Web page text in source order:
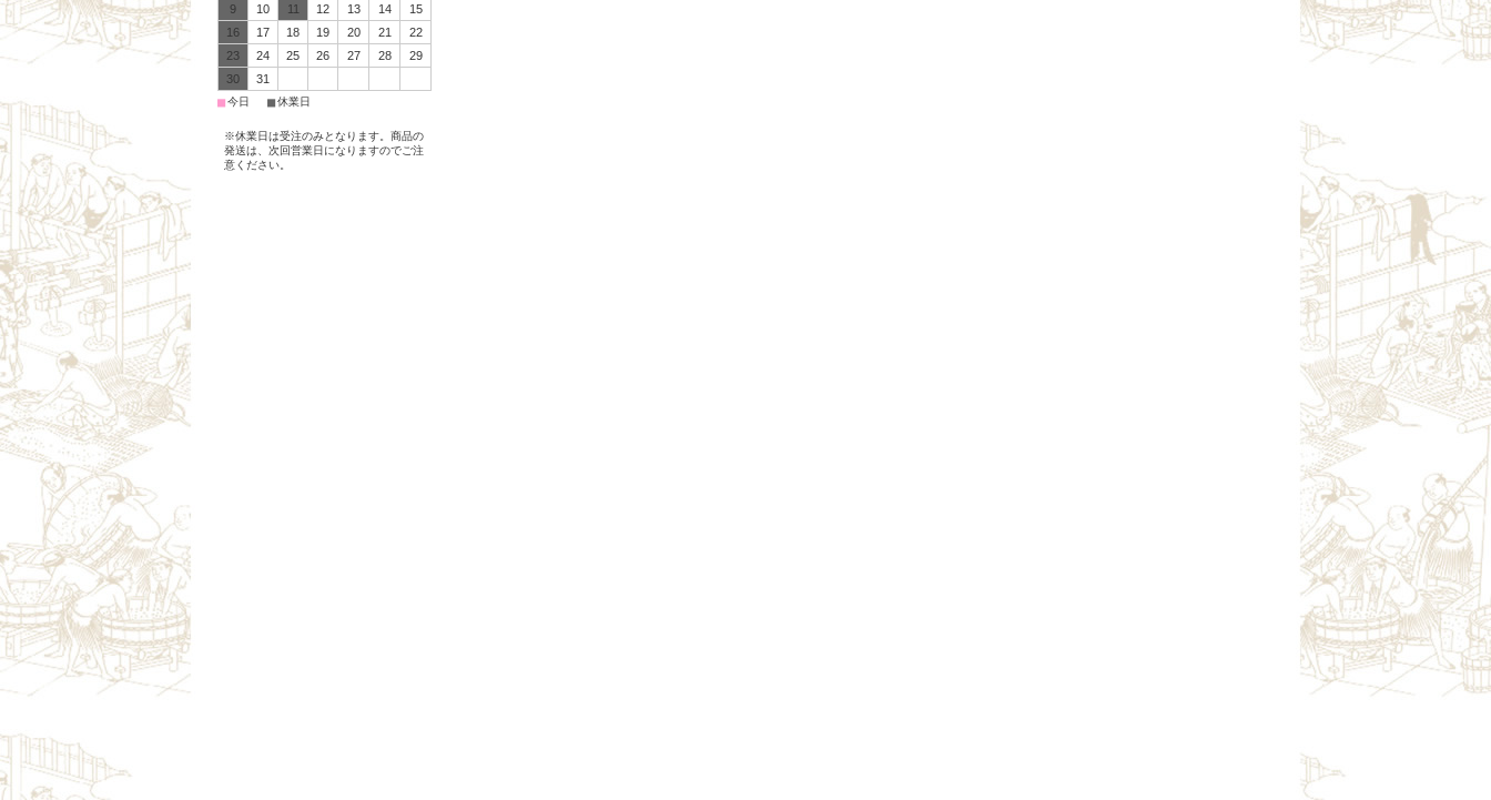
9
10 11 12 13 14
15
16
17 18 19 20 21
22
23
24 25 26 27 28
29
30
31
■今日 ■休業日
※休業日は受注のみとなります。商品の
発送は、次回営業日になりますのでご注
意ください。